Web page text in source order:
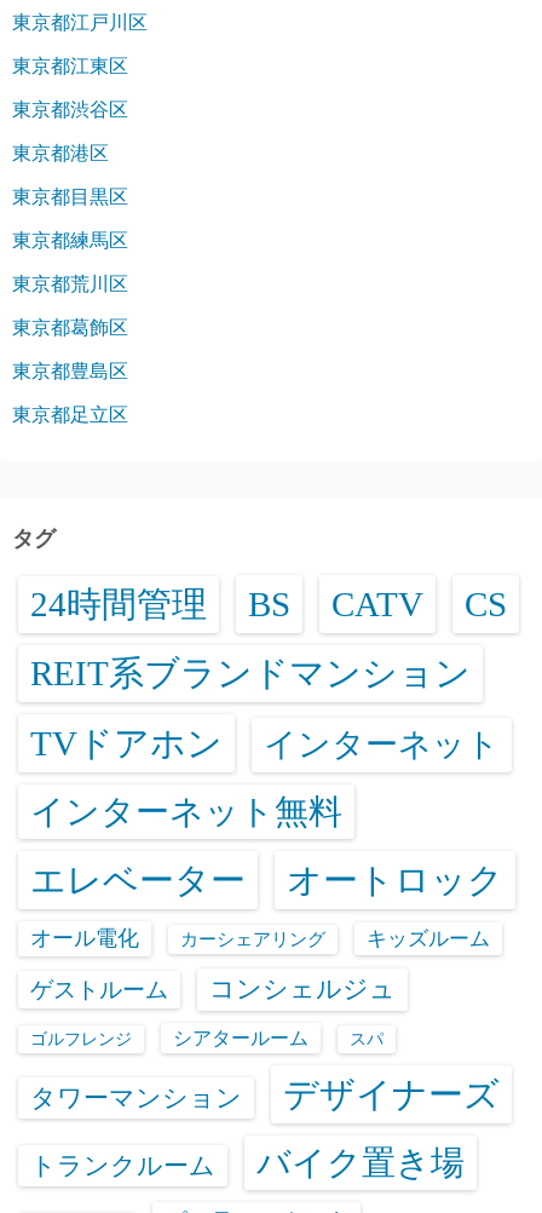
東京都江戸川区
東京都江東区
東京都渋谷区
東京都港区
東京都目黒区
東京都練馬区
東京都荒川区
東京都葛飾区
東京都豊島区
東京都足立区
タグ
24時間管理 BS CATV CS
REIT系ブランドマンション
TVドアホン インターネット
インターネット無料
エレベーター オートロック
オール電化 カーシェアリング キッズルーム
ゲストルーム コンシェルジュ
ゴルフレンジ シアタールーム スパ
タワーマンション デザイナーズ
トランクルーム バイク置き場